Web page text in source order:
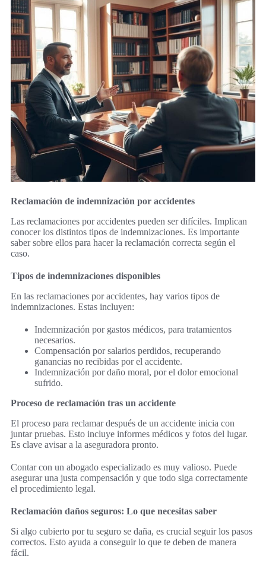
Reclamación de indemnización por accidentes
Las reclamaciones por accidentes pueden ser difíciles. Implican
conocer los distintos tipos de indemnizaciones. Es importante
saber sobre ellos para hacer la reclamación correcta según el
caso.
Tipos de indemnizaciones disponibles
En las reclamaciones por accidentes, hay varios tipos de
indemnizaciones. Estas incluyen:
Indemnización por gastos médicos, para tratamientos
necesarios.
Compensación por salarios perdidos, recuperando
ganancias no recibidas por el accidente.
Indemnización por daño moral, por el dolor emocional
sufrido.
Proceso de reclamación tras un accidente
El proceso para reclamar después de un accidente inicia con
juntar pruebas. Esto incluye informes médicos y fotos del lugar.
Es clave avisar a la aseguradora pronto.
Contar con un abogado especializado es muy valioso. Puede
asegurar una justa compensación y que todo siga correctamente
el procedimiento legal.
Reclamación daños seguros: Lo que necesitas saber
Si algo cubierto por tu seguro se daña, es crucial seguir los pasos
correctos. Esto ayuda a conseguir lo que te deben de manera
fácil.